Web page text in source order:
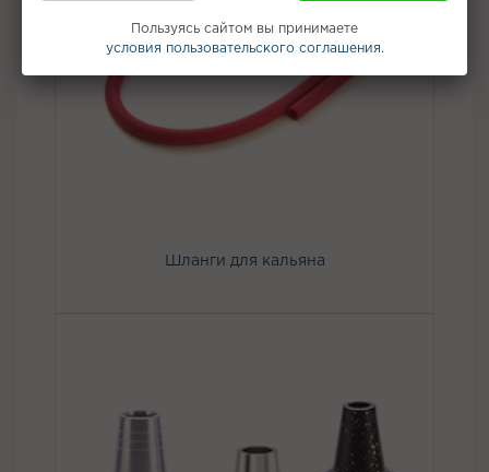
Шланги для кальяна
Пользуясь сайтом вы принимаете
условия пользовательского соглашения.